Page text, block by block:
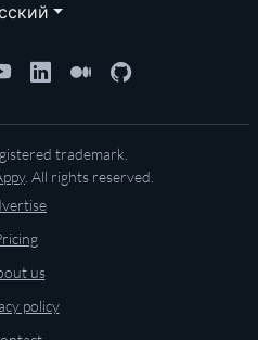
trademark.
. All rights reserved.
us
policy